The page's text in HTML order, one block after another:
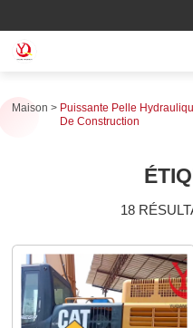
Maison
Puissante Pelle
De Construction
18